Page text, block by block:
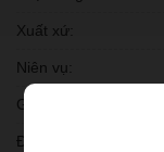
Xuất xứ:
Niên vụ:
Giống nho:
Đóng chai: